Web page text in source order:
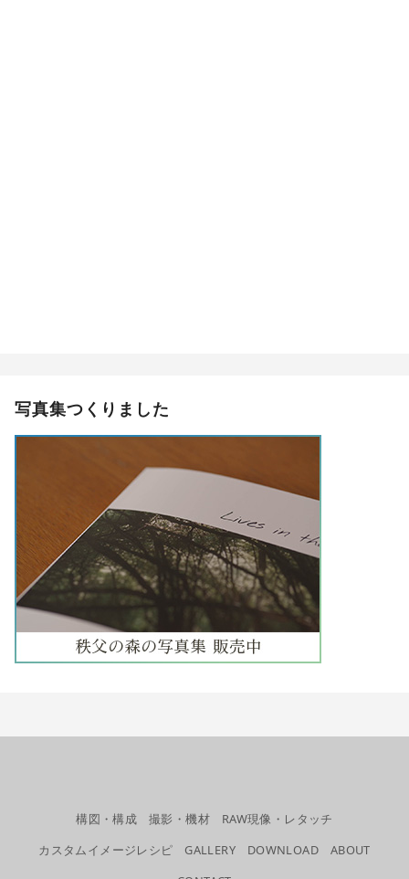
写真集つくりました
構図・構成 撮影・機材
RAW現像・レタッチ
カスタムイメージレシピ
GALLERY DOWNLOAD
ABOUT